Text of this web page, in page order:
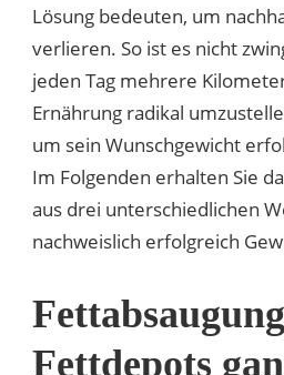
Lösung bedeuten, um
verlieren. So ist es nicht
jeden Tag mehrere
Ernährung radikal
um sein Wunschgewicht
Im Folgenden erhalten Sie
aus drei unterschiedlichen
nachweislich erfolgreich
Fettdepots